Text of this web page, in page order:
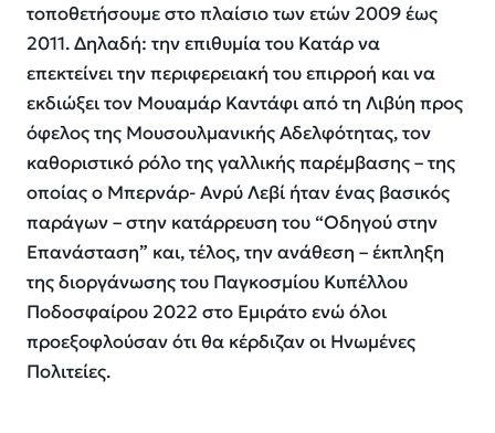
τοποθετήσουμε στο πλαίσιο των ετών 2009 έως
2011. Δηλαδή: την επιθυμία του Κατάρ να
επεκτείνει την περιφερειακή του επιρροή και να
εκδιώξει τον Μουαμάρ Καντάφι από τη Λιβύη προς
όφελος της Μουσουλμανικής Αδελφότητας, τον
καθοριστικό ρόλο της γαλλικής παρέμβασης – της
οποίας ο Μπερνάρ- Ανρύ Λεβί ήταν ένας βασικός
παράγων – στην κατάρρευση του “Οδηγού στην
Επανάσταση” και, τέλος, την ανάθεση – έκπληξη
της διοργάνωσης του Παγκοσμίου Κυπέλλου
Ποδοσφαίρου 2022 στο Εμιράτο ενώ όλοι
προεξοφλούσαν ότι θα κέρδιζαν οι Ηνωμένες
Πολιτείες.